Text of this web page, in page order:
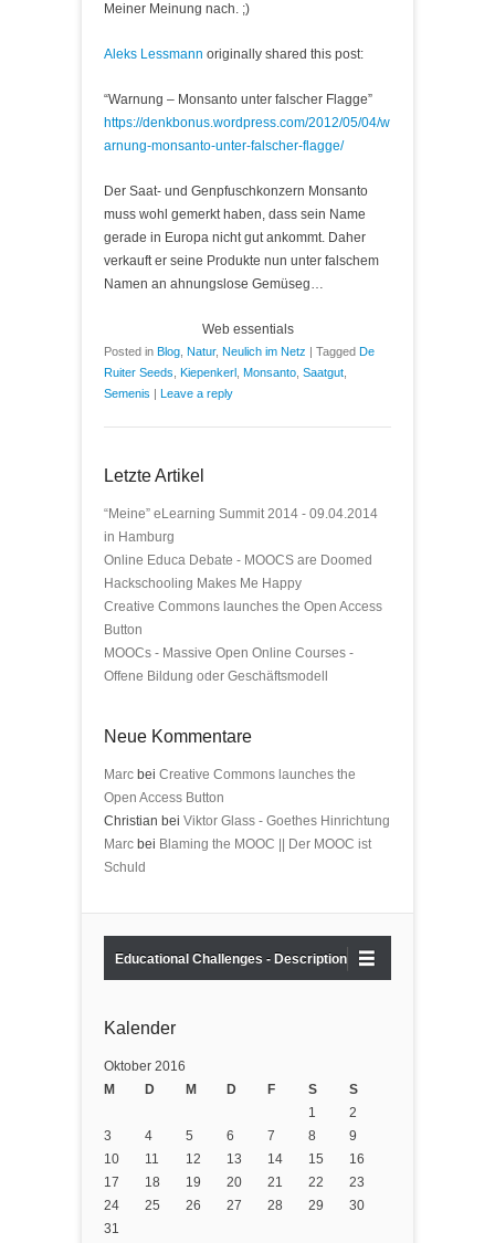
Meiner Meinung nach. ;)
Aleks Lessmann originally shared this post:
“Warnung – Monsanto unter falscher Flagge”
https://denkbonus.wordpress.com/2012/05/04/w
arnung-monsanto-unter-falscher-flagge/
Der Saat- und Genpfuschkonzern Monsanto
muss wohl gemerkt haben, dass sein Name
gerade in Europa nicht gut ankommt. Daher
verkauft er seine Produkte nun unter falschem
Namen an ahnungslose Gemüseg…
Web essentials
Posted in Blog Natur, Neulich im Netz | Tagged De
Ruiter Seeds Kiepenkerl Monsanto Saatgut
Semenis | Leave a reply
Letzte Artikel
“Meine” eLearning Summit 2014 - 09.04.2014
in Hamburg
Online Educa Debate - MOOCS are Doomed
Hackschooling Makes Me Happy
Creative Commons launches the Open Access
Button
MOOCs - Massive Open Online Courses -
Offene Bildung oder Geschäftsmodell
Neue Kommentare
Marc bei Creative Commons launches the
Open Access Button
Christian bei Viktor Glass - Goethes Hinrichtung
Marc bei Blaming the MOOC || Der MOOC ist
Schuld
Educational Challenges - Description
Kalender
Oktober 2016
M
D M D F S S
1
2
3
4 5 6 7 8
9
10
11 12 13 14 15
16
17
18 19 20 21 22
23
24
25 26 27 28 29
30
31